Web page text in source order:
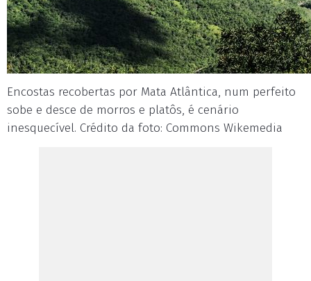
Encostas recobertas por Mata Atlântica, num perfeito
sobe e desce de morros e platôs, é cenário
inesquecível. Crédito da foto: Commons Wikemedia